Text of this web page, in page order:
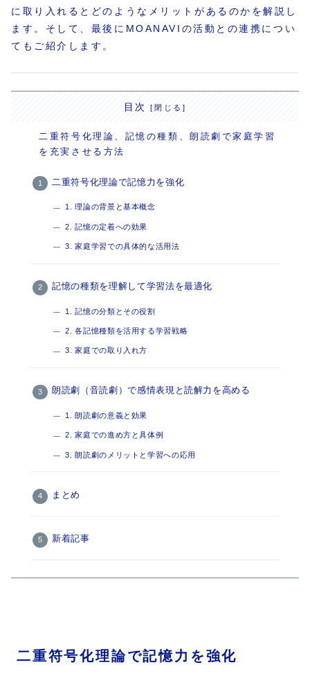
に取り入れるとどのようなメリットがあるのかを解説し
ます。そして、最後にMOANAVIの活動との連携につい
てもご紹介します。
目次
二重符号化理論、記憶の種類、朗読劇で家庭学習
を充実させる方法
二重符号化理論で記憶力を強化
1. 理論の背景と基本概念
2. 記憶の定着への効果
3. 家庭学習での具体的な活用法
記憶の種類を理解して学習法を最適化
1. 記憶の分類とその役割
2. 各記憶種類を活用する学習戦略
3. 家庭での取り入れ方
朗読劇（音読劇）で感情表現と読解力を高める
1. 朗読劇の意義と効果
2. 家庭での進め方と具体例
3. 朗読劇のメリットと学習への応用
まとめ
新着記事
二重符号化理論で記憶力を強化